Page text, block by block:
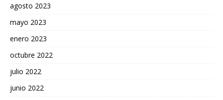
agosto 2023
mayo 2023
enero 2023
octubre 2022
julio 2022
junio 2022